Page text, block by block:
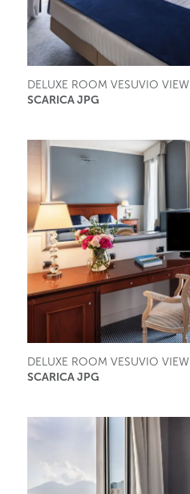
DELUXE ROOM VESUVIO VIEW
SCARICA JPG
DELUXE ROOM VESUVIO VIEW
SCARICA JPG